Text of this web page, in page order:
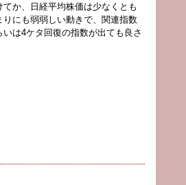
か、日経平均株価は少なくとも
にも弱弱しい動きで、関連指数
は4ケタ回復の指数が出ても良さ